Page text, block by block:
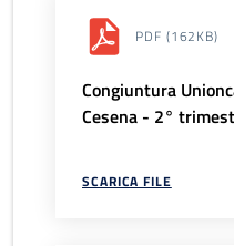
PDF (162KB)
Congiuntura
Cesena - 2°
SCARICA FILE